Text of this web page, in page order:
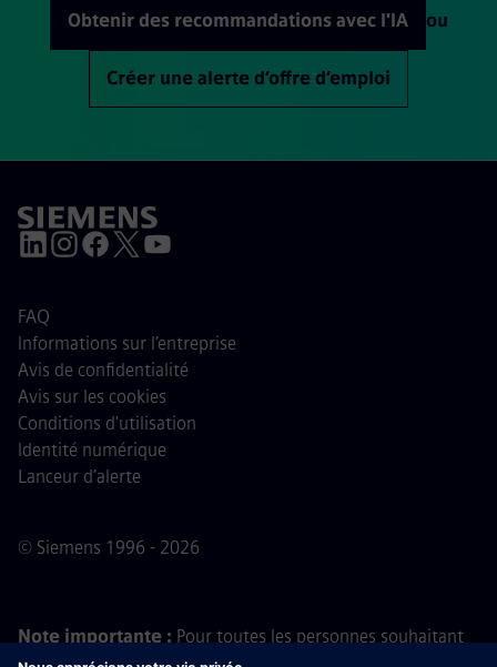
Obtenir des recommandations avec l'IA ou
Créer une alerte d’offre d’emploi
© Siemens 1996 - 2026
FAQ
Informations sur l’entreprise
Avis de confidentialité
Avis sur les cookies
Conditions d'utilisation
Identité numérique
Lanceur d’alerte
Note importante : Pour toutes les personnes souhaitant